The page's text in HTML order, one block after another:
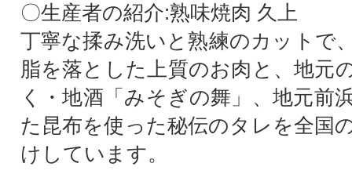
〇生産者の紹介:熟味焼肉 久上
丁寧な揉み洗いと熟練のカットで
脂を落とした上質のお肉と、地元
く・地酒「みそぎの舞」、地元前
た昆布を使った秘伝のタレを全国
けしています。